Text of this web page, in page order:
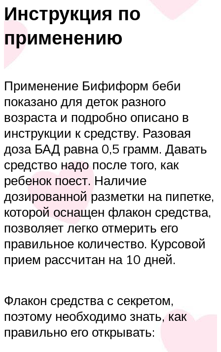
Инструкция по
применению
Применение Бифиформ беби
показано для деток разного
возраста и подробно описано в
инструкции к средству. Разовая
доза БАД равна 0,5 грамм. Давать
средство надо после того, как
ребенок поест. Наличие
дозированной разметки на пипетке,
которой оснащен флакон средства,
позволяет легко отмерить его
правильное количество. Курсовой
прием рассчитан на 10 дней.
Флакон средства с секретом,
поэтому необходимо знать, как
правильно его открывать: